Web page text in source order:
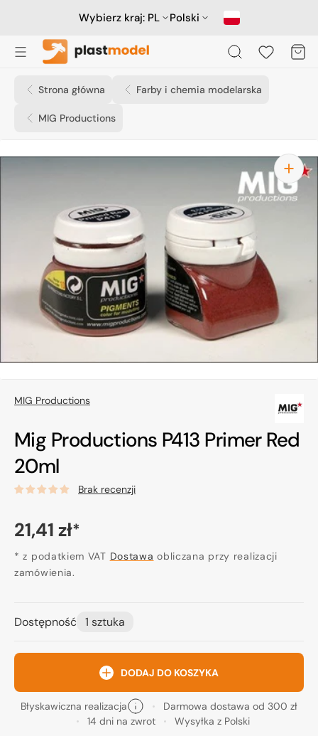
Wybierz kraj: PL Polski
Koszyk
Strona główna Farby i chemia modelarska
MIG Productions
Otwórz
media
1
w
widoku
galerii
MIG Productions
Mig Productions P413 Primer Red
20ml
Brak recenzji
Cena
regularna
21,41 zł*
* z podatkiem VAT Dostawa obliczana przy realizacji
zamówienia.
Dostępność 1 sztuka
DODAJ DO KOSZYKA
Błyskawiczna realizacja
Darmowa dostawa od 300 zł
14 dni na zwrot
Wysyłka z Polski